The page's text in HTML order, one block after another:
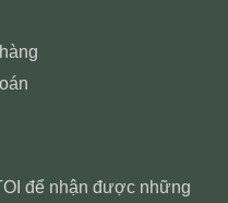
để nhận được những